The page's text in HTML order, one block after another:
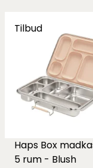
Tilbud
Haps Box
5 rum - Blush